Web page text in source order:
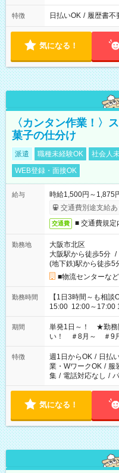
特徴 日払いOK / 履歴書不
気になる！
〈カンタン作業！〉
菓子の仕分け
派遣 職種未経験OK 社会人
WEB登録・面接OK
給与
時給1,500円～1,875
交通費別途支給あ
交通費 ■ 交通費規
勤務地
大阪市北区
大阪駅から徒歩5分 /
(地下鉄)駅から徒歩5
■物流センターな
勤務時間
【1日3時間～も相談OK!】 ＜シフト例＞ 9:00～
15:00 12:00～17:00 18:00～
お気軽にご相談くだ
期間
単発1日～！ ★勤務
い！ ＃8月～ ＃9
特徴 週1日からOK / 日払
業・WワークOK / 服
集 / 電話対応なし /
気になる！